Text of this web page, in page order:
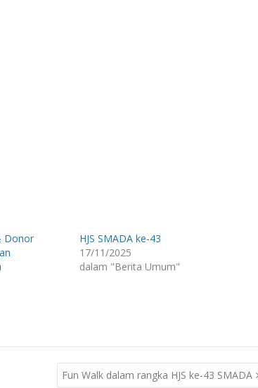
Donor
HJS SMADA ke-43
17/11/2025
dalam "Berita Umum"
Fun Walk dalam rangka HJS ke-43 SMADA